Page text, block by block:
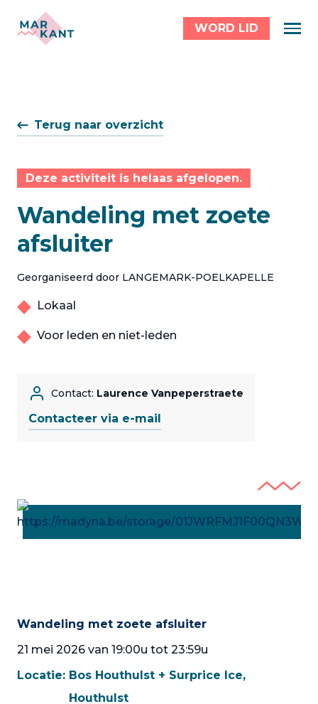
WORD LID
Terug naar overzicht
Deze activiteit is helaas afgelopen.
Wandeling met zoete
afsluiter
Georganiseerd door LANGEMARK-POELKAPELLE
Lokaal
Voor leden en niet-leden
Contact: Laurence Vanpeperstraete
Contacteer via e-mail
Wandeling met zoete afsluiter
21 mei 2026 van 19:00u tot 23:59u
Locatie: Bos Houthulst + Surprice Ice,
Houthulst